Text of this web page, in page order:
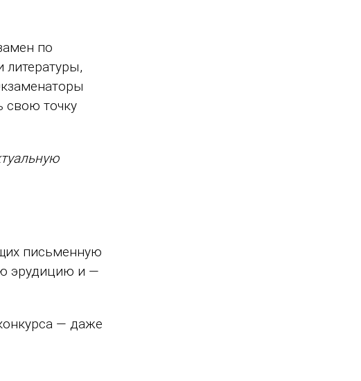
по
литературы,
свою точку
письменную
эрудицию и —
— даже